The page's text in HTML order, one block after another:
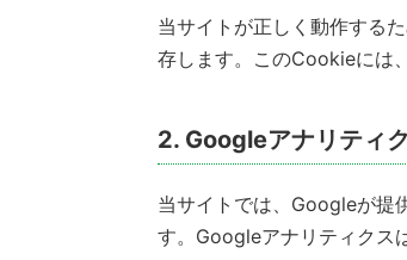
当サイトが正しく動作する
存します。このCookieには
2. Googleアナリティ
当サイトでは、Googleが提
す。Googleアナリティクス